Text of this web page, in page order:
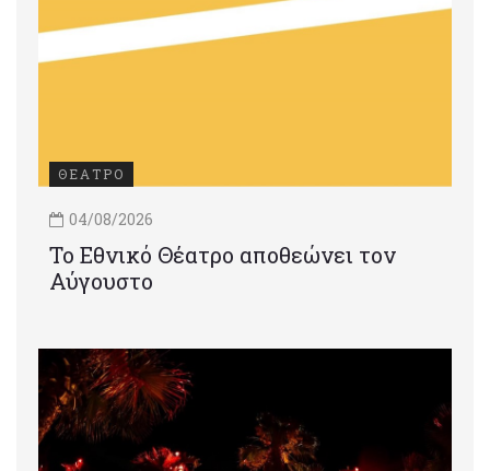
ΘΕΑΤΡΟ
04/08/2026
Το Εθνικό Θέατρο αποθεώνει τον
Αύγουστο